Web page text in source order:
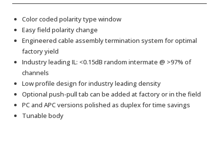
Color coded polarity type window
Easy field polarity change
Engineered cable assembly termination system for optimal
factory yield
Industry leading IL: <0.15dB random intermate @ >97% of
channels
Low profile design for industry leading density
Optional push-pull tab can be added at factory or in the field
PC and APC versions polished as duplex for time savings
Tunable body